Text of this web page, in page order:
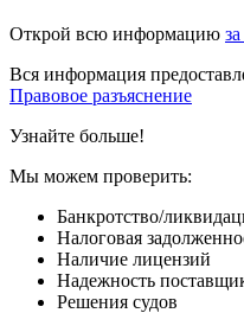
Открой всю информацию
Вся информация
Правовое разъяснение
Узнайте больше!
Мы можем проверить:
Банкротство/
Налоговая
Наличие лицензий
Надежность
Решения судов